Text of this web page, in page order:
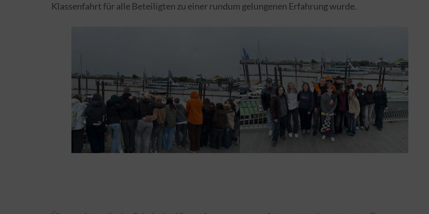
Klassenfahrt für alle Beteiligten zu einer rundum gelungenen Erfahrung wurde.